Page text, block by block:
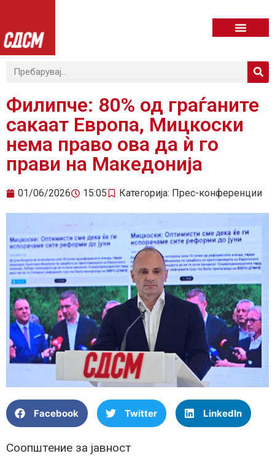
Филипче: 80% од граѓаните
сакаат Европа, Мицкоски
нема право ова да ѝ го
прави на Македонија
01/06/2026 15:05 Категорија: Прес-конференции
Facebook Twitter LinkedIn
Соопштение за јавност